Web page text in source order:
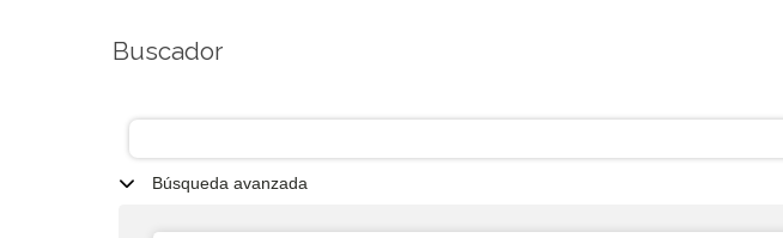
Buscador
Búsqueda avanzada